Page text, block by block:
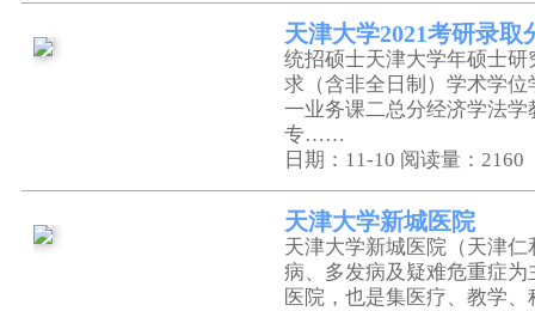
天津大学2021考研录取
统招硕士天津大学年硕士
求（含非全日制）学术学
一业务课二总分经济学法
专……
日期：11-10 阅读量：2160
天津大学新城医院
天津大学新城医院（天津
病、多发病及疑难危重症
医院，也是集医疗、教学